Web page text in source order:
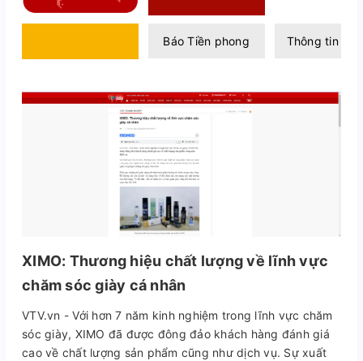
Báo Tiền phong Thông tin
XIMO: Thương hiệu chất lượng về lĩnh vực
chăm sóc giày cá nhân
VTV.vn - Với hơn 7 năm kinh nghiệm trong lĩnh vực chăm
sóc giày, XIMO đã được đông đảo khách hàng đánh giá
cao về chất lượng sản phẩm cũng như dịch vụ. Sự xuất